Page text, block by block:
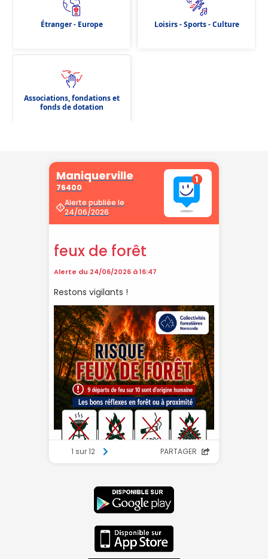
Étranger - Europe Loisirs - Sports - Culture
Associations, fondations et
fonds de dotation